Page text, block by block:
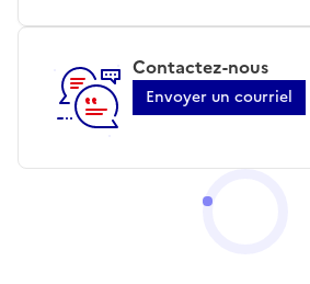
Contactez-nous
Envoyer un courriel